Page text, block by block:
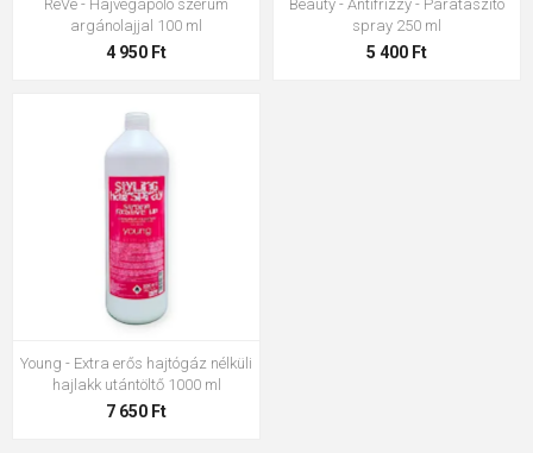
ReVe - Hajvégápoló szérum
argánolajjal 100 ml
4 950 Ft
Beauty - Antifrizzy - Párataszító
spray 250 ml
5 400 Ft
Young - Extra erős hajtógáz nélküli
hajlakk utántöltő 1000 ml
7 650 Ft